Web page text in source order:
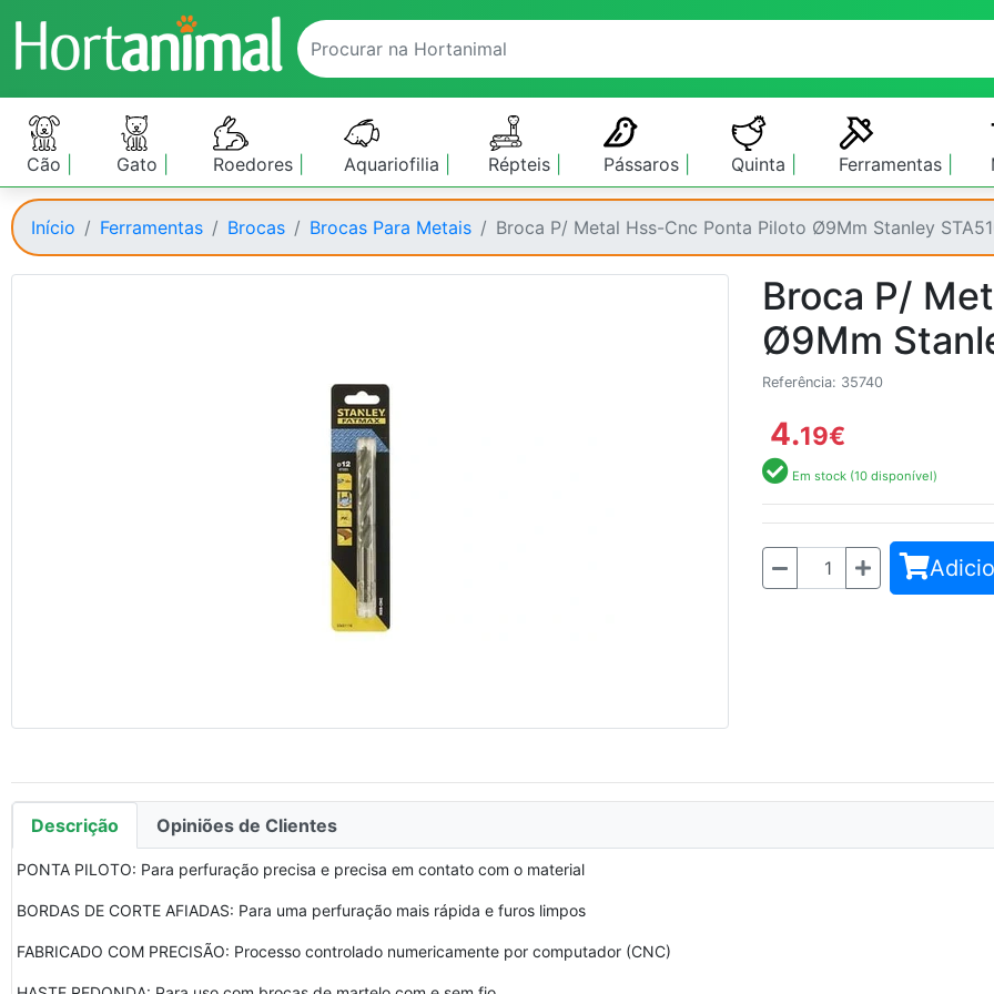
Cão Gato Roedores Aquariofilia Répteis Pássaros Quinta Ferramentas
Início Ferramentas Brocas Brocas Para Metais Broca P/ Metal Hss-Cnc Ponta Piloto Ø9Mm Stanley
Broca P/
Ø9Mm
Referência: 35740
4.19€
Em stock (10 disponível)
Quantidade
Descrição Opiniões de Clientes
PONTA PILOTO: Para perfuração precisa e precisa em contato com o material
BORDAS DE CORTE AFIADAS: Para uma perfuração mais rápida e furos limpos
FABRICADO COM PRECISÃO: Processo controlado numericamente por computador (CNC)